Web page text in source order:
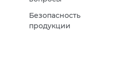
Безопасность
продукции